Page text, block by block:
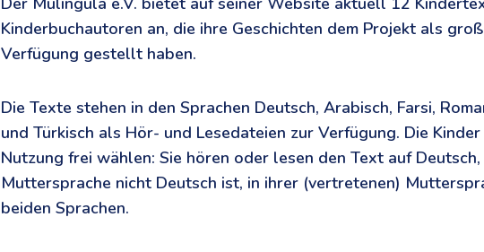
Kinderbuchautoren an, die ihre Geschichten dem Projekt als
Verfügung gestellt haben.
Die Texte stehen in den Sprachen Deutsch, Arabisch, Farsi,
und Türkisch als Hör- und Lesedateien zur Verfügung. Die
Nutzung frei wählen: Sie hören oder lesen den Text auf
Muttersprache nicht Deutsch ist, in ihrer (vertretenen)
beiden Sprachen.